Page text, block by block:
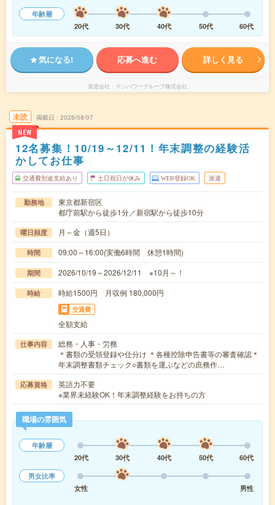
年齢層
20代
30代 40代 50代 60代
気になる! 応募へ進む 詳しく見る
派遣会社 マンパワーグループ株式会社
未読
NEW
掲載日 2026/08/07
12名募集！10/19～12/11！年末調整の経験活
かしてお仕事
交通費別途支給あり 土日祝日が休み WEB登録OK 派遣
勤務地
東京都新宿区
都庁前駅から徒歩1分／新宿駅から徒歩10分
曜日頻度 月～金（週5日）
時間 09:00～16:00(実働6時間 休憩1時間)
期間 2026/10/19～2026/12/11 ※10月～！
時給 時給1500円 月収例 180,000円
交通費
全額支給
仕事内容
総務・人事・労務
＊書類の受領登録や仕分け ＊各種控除申告書等の審査確認＊
年末調整書類チェック○書類を運ぶなどの庶務作…
応募資格
英語力不要
※業界未経験OK！年末調整経験をお持ちの方
職場の雰囲気
年齢層
20代
30代 40代 50代
60代
男女比率
女性
男性